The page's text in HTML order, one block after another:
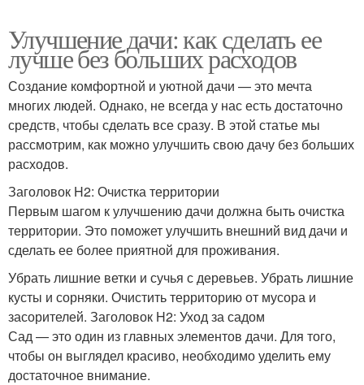
Улучшение дачи: как сделать ее
лучше без больших расходов
Создание комфортной и уютной дачи — это мечта
многих людей. Однако, не всегда у нас есть достаточно
средств, чтобы сделать все сразу. В этой статье мы
рассмотрим, как можно улучшить свою дачу без больших
расходов.
Заголовок H2: Очистка территории
Первым шагом к улучшению дачи должна быть очистка
территории. Это поможет улучшить внешний вид дачи и
сделать ее более приятной для проживания.
Убрать лишние ветки и сучья с деревьев. Убрать лишние
кусты и сорняки. Очистить территорию от мусора и
засорителей. Заголовок H2: Уход за садом
Сад — это один из главных элементов дачи. Для того,
чтобы он выглядел красиво, необходимо уделить ему
достаточное внимание.